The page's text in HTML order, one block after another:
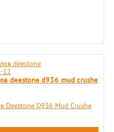
deestone d936 mud crushe
Deestone D936 Mud Crushe